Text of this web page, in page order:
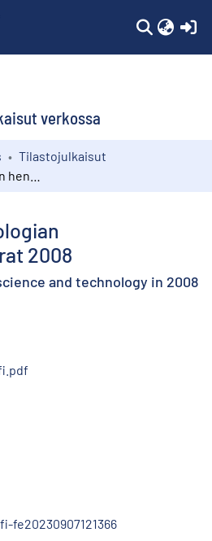
verkossa
Tilastojulkaisut
2008
and technology in 2008
fe20230907121366